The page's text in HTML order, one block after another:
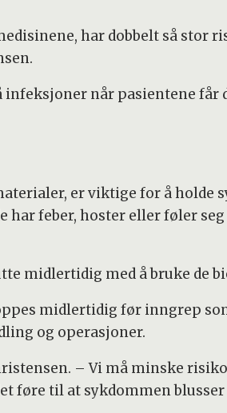
har dobbelt så
når pasientene får
er viktige for å holde
feber, hoster eller føler
midlertidig med å bruke de
midlertidig før inngrep
og operasjoner.
– Vi må minske
føre til at sykdommen